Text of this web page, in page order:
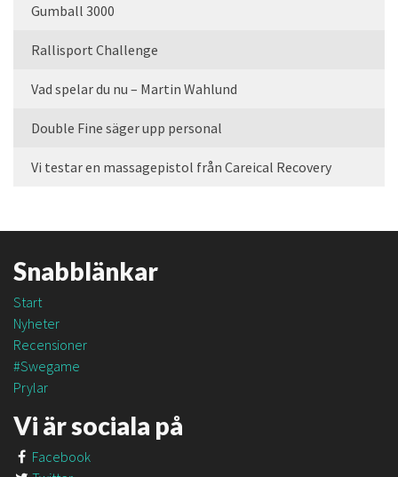
Gumball 3000
Rallisport Challenge
Vad spelar du nu – Martin Wahlund
Double Fine säger upp personal
Vi testar en massagepistol från Careical Recovery
Snabblänkar
Start
Nyheter
Recensioner
#Swegame
Prylar
Vi är sociala på
Facebook